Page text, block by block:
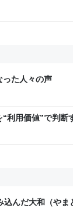
Dojo. ー
た人々の声
“利用価値”で判断
んだ大和（やま